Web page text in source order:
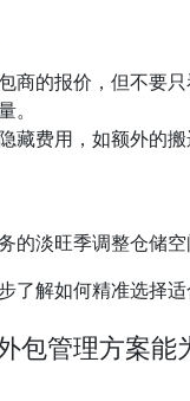
商的报价，但不要
。
藏费用，如额外的搬
的淡旺季调整仓储空
了解如何精准选择
包管理方案能